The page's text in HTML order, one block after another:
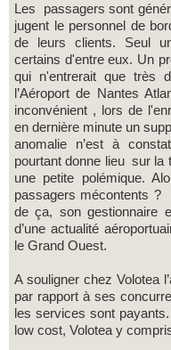
Les passagers sont généralement satisfaits de leur voyage, et
jugent le personnel de
de leurs clients. Seul
certains d'entre eux. Un
qui n'entrerait que très
l’Aéroport de Nantes
inconvénient , lors de
en dernière minute un
anomalie n’est à
pourtant donne lieu sur la
une petite polémique.
passagers mécontents ?
de ça, son gestionnaire
d’une actualité
le Grand Ouest.
A souligner chez Volotea
par rapport à ses
les services sont
low cost, Volotea y